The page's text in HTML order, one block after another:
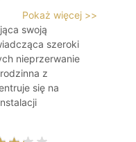
Pokaż więcej >>
swoją
szeroki
nieprzerwanie
z
się na